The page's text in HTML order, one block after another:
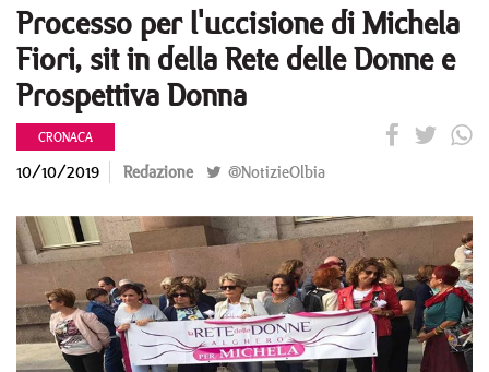
Processo per l'uccisione di Michela
Fiori, sit in della Rete delle Donne e
Prospettiva Donna
CRONACA
10/10/2019 Redazione @NotizieOlbia